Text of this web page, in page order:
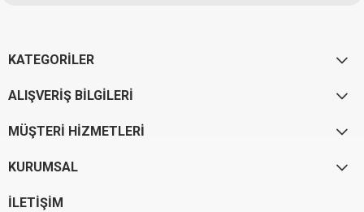
KATEGORİLER
ALIŞVERİŞ BİLGİLERİ
MÜŞTERİ HİZMETLERİ
KURUMSAL
İLETİŞİM